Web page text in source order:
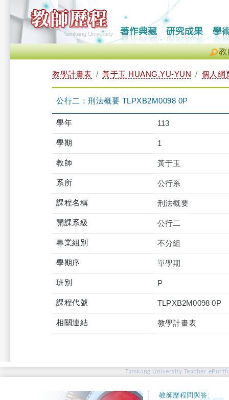
教
教學計畫表 黃于玉 HUANG,YU-YUN 個人網
公行二：刑法概要 TLPXB2M0098 0P
學年 113
學期 1
教師 黃于玉
系所 公行系
課程名稱 刑法概要
開課系級 公行二
專業組別 不分組
學期序 單學期
班別 P
課程代號 TLPXB2M0098 0P
相關連結 教學計畫表
Tamkang University Teacher
教師歷程問與答: